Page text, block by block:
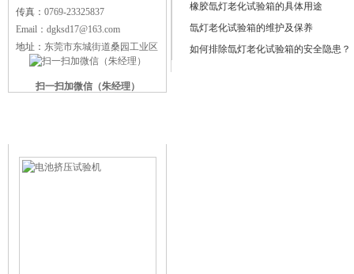
传真： 0769-23325837
Email：dgksd17@163.com
地址： 东莞市东城街道桑园工业区
扫一扫加微信（朱经理）
橡胶氙灯老化试验箱的具体用途
氙灯老化试验箱的维护及保养
如何排除氙灯老化试验箱的安全隐患？